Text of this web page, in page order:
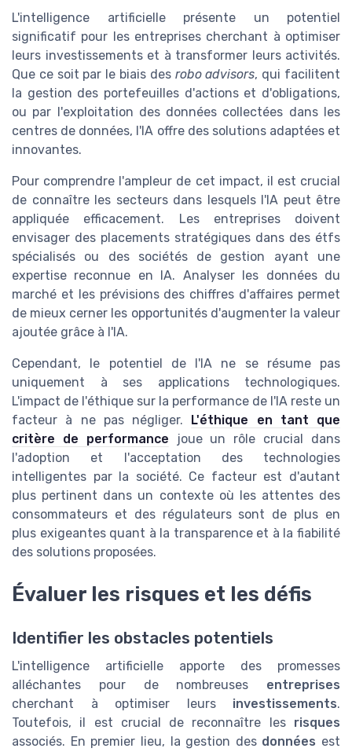
L'intelligence artificielle présente un potentiel
significatif pour les entreprises cherchant à optimiser
leurs investissements et à transformer leurs activités.
Que ce soit par le biais des robo advisors, qui facilitent
la gestion des portefeuilles d'actions et d'obligations,
ou par l'exploitation des données collectées dans les
centres de données, l'IA offre des solutions adaptées et
innovantes.
Pour comprendre l'ampleur de cet impact, il est crucial
de connaître les secteurs dans lesquels l'IA peut être
appliquée efficacement. Les entreprises doivent
envisager des placements stratégiques dans des étfs
spécialisés ou des sociétés de gestion ayant une
expertise reconnue en IA. Analyser les données du
marché et les prévisions des chiffres d'affaires permet
de mieux cerner les opportunités d'augmenter la valeur
ajoutée grâce à l'IA.
Cependant, le potentiel de l'IA ne se résume pas
uniquement à ses applications technologiques.
L'impact de l'éthique sur la performance de l'IA reste un
facteur à ne pas négliger. L'éthique en tant que
critère de performance joue un rôle crucial dans
l'adoption et l'acceptation des technologies
intelligentes par la société. Ce facteur est d'autant
plus pertinent dans un contexte où les attentes des
consommateurs et des régulateurs sont de plus en
plus exigeantes quant à la transparence et à la fiabilité
des solutions proposées.
Évaluer les risques et les défis
Identifier les obstacles potentiels
L'intelligence artificielle apporte des promesses
alléchantes pour de nombreuses entreprises
cherchant à optimiser leurs investissements.
Toutefois, il est crucial de reconnaître les risques
associés. En premier lieu, la gestion des données est